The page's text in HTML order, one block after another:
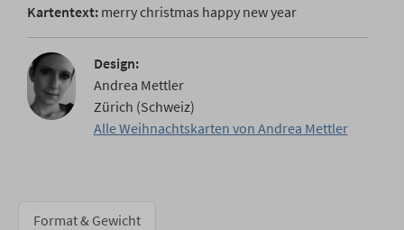
Kartentext: merry christmas happy new year
Design:
Andrea Mettler
Zürich (Schweiz)
Alle Weihnachtskarten von Andrea Mettler
Format & Gewicht